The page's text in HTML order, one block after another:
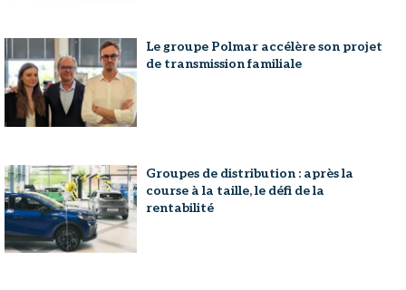
Le groupe Polmar accélère son projet
de transmission familiale
Groupes de distribution : après la
course à la taille, le défi de la
rentabilité